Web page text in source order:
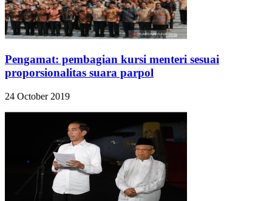
Pengamat: pembagian kursi menteri sesuai
proporsionalitas suara parpol
24 October 2019